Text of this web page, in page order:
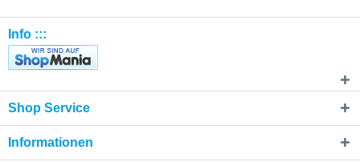
Info :::
Shop Service
Informationen